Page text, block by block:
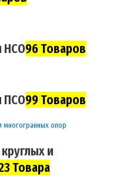
НСО96 Товаров
ПСО99 Товаров
и
Товара